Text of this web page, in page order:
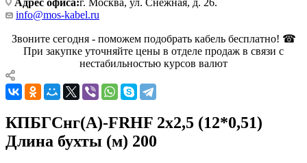
Адрес офиса:г. Москва, ул. Снежная, д. 26.
info@mos-kabel.ru
Звоните сегодня - поможем подобрать кабель бесплатно! ☎
При закупке уточняйте цены в отделе продаж в связи с
нестабильностью курсов валют
КПБГСнг(А)-FRHF 2х2,5 (12*0,51)
Длина бухты (м) 200